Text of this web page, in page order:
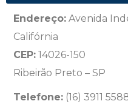
Endereço: Avenida
Califórnia
CEP: 14026-150
Ribeirão Preto – SP
Telefone: (16) 3911